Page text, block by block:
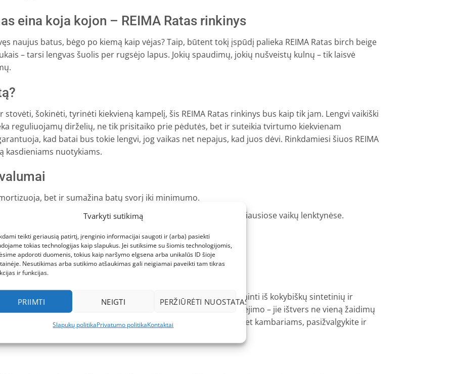
Tvarkyti sutikimą
teikti geriausią patirtį, įrenginio informacijai saugoti ir (arba) pasiekti
tokias technologijas kaip slapukus. Jei sutiksime su šiomis technologijomis,
apdoroti duomenis, tokius kaip naršymo elgsena arba unikalūs ID šioje
Nesutikimas arba sutikimo atšaukimas gali neigiamai paveikti tam tikras
ir funkcijas.
PRIIMTI NEIGTI PERŽIŪRĖTI NUOSTATAS
Slapukų politikaPrivatumo politikaKontaktai
eina koja kojon – REIMA Ratas rinkinys
naujus batus, bėgo po kiemą kaip vėjas? Taip, būtent tokį įspūdį palieka REIMA Ratas birch beige
– tarsi lengvas šuolis per rugsėjo lapus. Jokių spaudimų, jokių nušveistų kulnų – tik laisvė
šokinėti, tyrinėti kiekvieną kampelį, šis REIMA Ratas rinkinys bus kaip tik jam. Lengvi vaikiški
reguliuojamų dirželių, ne tik prisitaiko prie pėdutės, bet ir suteikia tvirtumo kiekvienam
kad batai bus tokie lengvi, jog vaikas net nepajus, kad juos dėvi. Rinkdamiesi šiuos REIMA
kasdieniams nuotykiams.
bet ir sumažina batų svorį iki minimumo.
prie pėdos formos ir užtikrina, kad batai neslystų net ir smagiausiose vaikų lenktynėse.
todėl net jautriausios pėdutės jausis komfortiškai.
lauke, tiek kasdieniam naudojimui.
vaikų komfortui ir saugumui. Šie vaikiški sandalai pagaminti iš kokybiškų sintetinių ir
ir patvarios. Jums nereikės jaudintis dėl greito batų susidėvėjimo – jie ištvers ne vieną žaidimų
tarsi mažasis kelionių palydovas. Jei ieškote kažko panašaus, bet kambariams, pasižvalgykite ir